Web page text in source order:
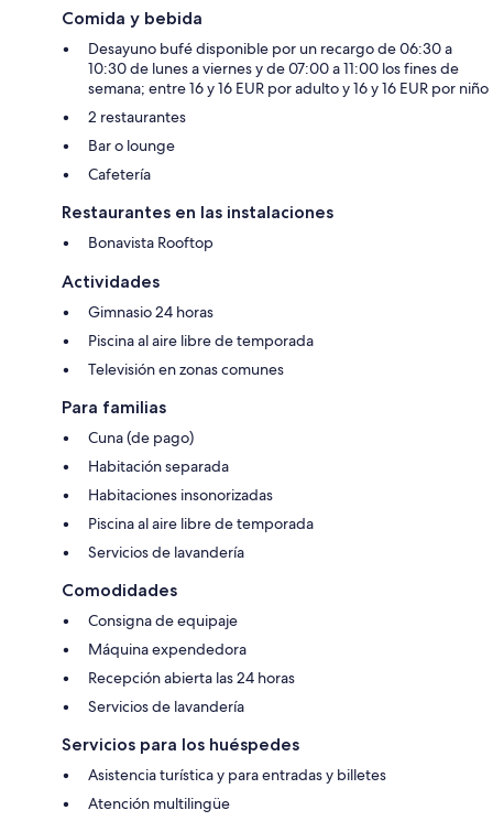
Comida y bebida
Desayuno bufé disponible por un recargo de 06:30 a
10:30 de lunes a viernes y de 07:00 a 11:00 los fines de
semana; entre 16 y 16 EUR por adulto y 16 y 16 EUR por niño
2 restaurantes
Bar o lounge
Cafetería
Restaurantes en las instalaciones
Bonavista Rooftop
Actividades
Gimnasio 24 horas
Piscina al aire libre de temporada
Televisión en zonas comunes
Para familias
Cuna (de pago)
Habitación separada
Habitaciones insonorizadas
Piscina al aire libre de temporada
Servicios de lavandería
Comodidades
Consigna de equipaje
Máquina expendedora
Recepción abierta las 24 horas
Servicios de lavandería
Servicios para los huéspedes
Asistencia turística y para entradas y billetes
Atención multilingüe